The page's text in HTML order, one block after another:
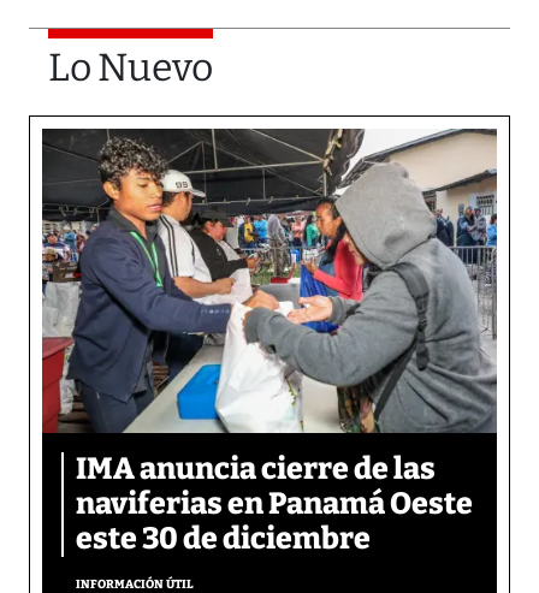
Lo Nuevo
IMA anuncia cierre de las
naviferias en Panamá Oeste
este 30 de diciembre
INFORMACIÓN ÚTIL